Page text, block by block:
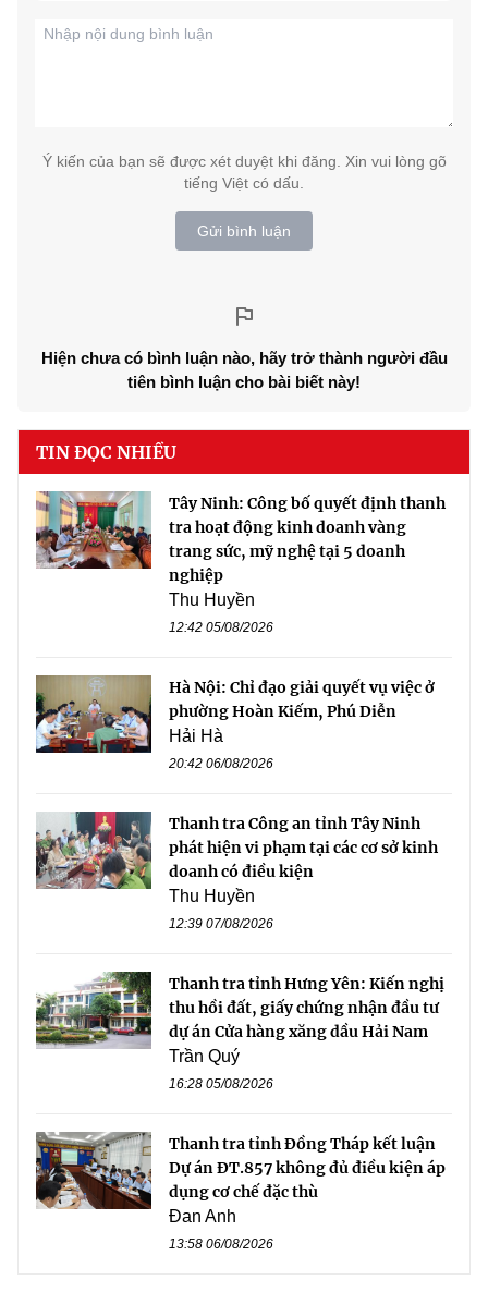
Ý kiến của bạn sẽ được xét duyệt khi đăng. Xin vui lòng gõ
tiếng Việt có dấu.
Gửi bình luận
Hiện chưa có bình luận nào, hãy trở thành người đầu
tiên bình luận cho bài biết này!
TIN ĐỌC NHIỀU
Tây Ninh: Công bố quyết định thanh
tra hoạt động kinh doanh vàng
trang sức, mỹ nghệ tại 5 doanh
nghiệp
Thu Huyền
12:42 05/08/2026
Hà Nội: Chỉ đạo giải quyết vụ việc ở
phường Hoàn Kiếm, Phú Diễn
Hải Hà
20:42 06/08/2026
Thanh tra Công an tỉnh Tây Ninh
phát hiện vi phạm tại các cơ sở kinh
doanh có điều kiện
Thu Huyền
12:39 07/08/2026
Thanh tra tỉnh Hưng Yên: Kiến nghị
thu hồi đất, giấy chứng nhận đầu tư
dự án Cửa hàng xăng dầu Hải Nam
Trần Quý
16:28 05/08/2026
Thanh tra tỉnh Đồng Tháp kết luận
Dự án ĐT.857 không đủ điều kiện áp
dụng cơ chế đặc thù
Đan Anh
13:58 06/08/2026